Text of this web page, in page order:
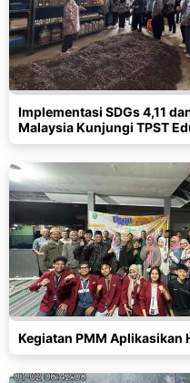
Implementasi SDGs 4,11
Malaysia Kunjungi TPST
Kegiatan PMM Aplikasikan